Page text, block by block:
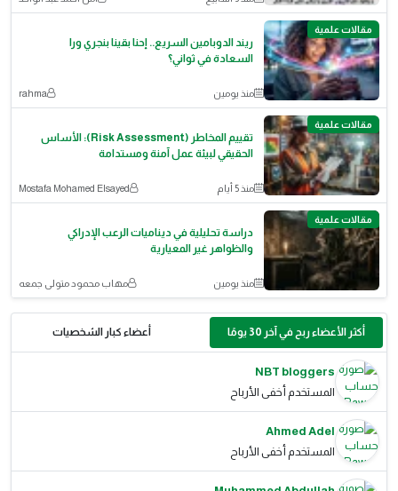
مقالات علمية
ريند الدوبامين السريع.. إحنا بقينا بنجري ورا
السعادة في ثواني؟
منذ يومين rahma
مقالات علمية
تقييم المخاطر (Risk Assessment): الأساس
الحقيقي لبيئة عمل آمنة ومستدامة
منذ 5 أيام Mostafa Mohamed Elsayed
مقالات علمية
دراسة تحليلية في ديناميات الرعب الإدراكي
والظواهر غير المعيارية
منذ يومين مهاب محمود متولى جمعه
أكثر الأعضاء ربح في آخر 30 يومًا أعضاء كبار الشخصيات
NBT bloggers
المستخدم أخفى الأرباح
Ahmed Adel
المستخدم أخفى الأرباح